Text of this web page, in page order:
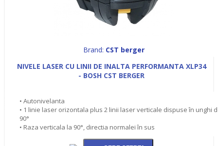
Brand: CST berger
NIVELE LASER CU LINII DE INALTA PERFORMANTA XLP34
- BOSH CST BERGER
• Autonivelanta
• 1 linie laser orizontala plus 2 linii laser verticale dispuse în unghi
90°
• Raza verticala la 90°, directia normalei în sus